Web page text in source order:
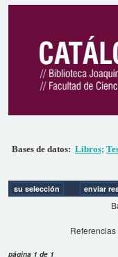
Bases de datos: Libros;
página 1 de 1